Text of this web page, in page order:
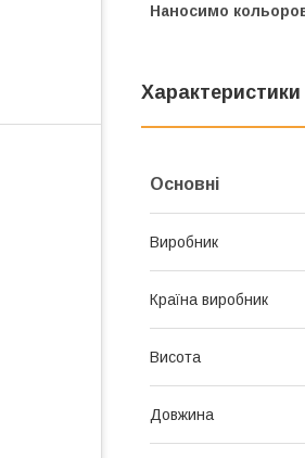
Наносимо
Характеристики
Основні
Виробник
Країна виробник
Висота
Довжина